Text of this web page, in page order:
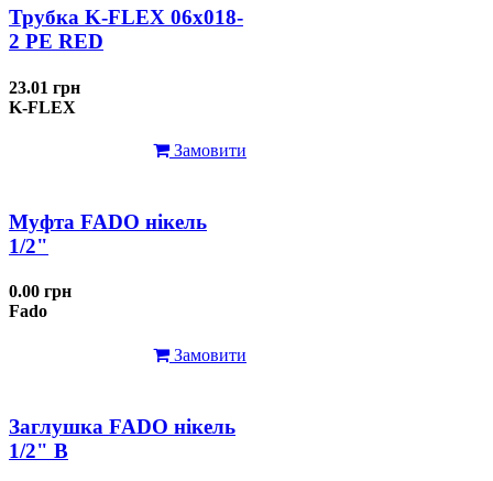
Трубка K-FLEX 06x018-
2 РЕ RED
23.01 грн
K-FLEX
Замовити
Муфта FADO нікель
1/2"
0.00 грн
Fado
Замовити
Заглушка FADO нікель
1/2" В